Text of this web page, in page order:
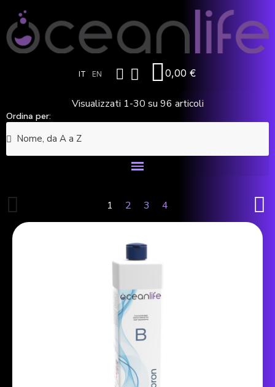
IT EN 0,00 €
Visualizzati 1-30 su 96 articoli
Ordina per:
1 2 3 4